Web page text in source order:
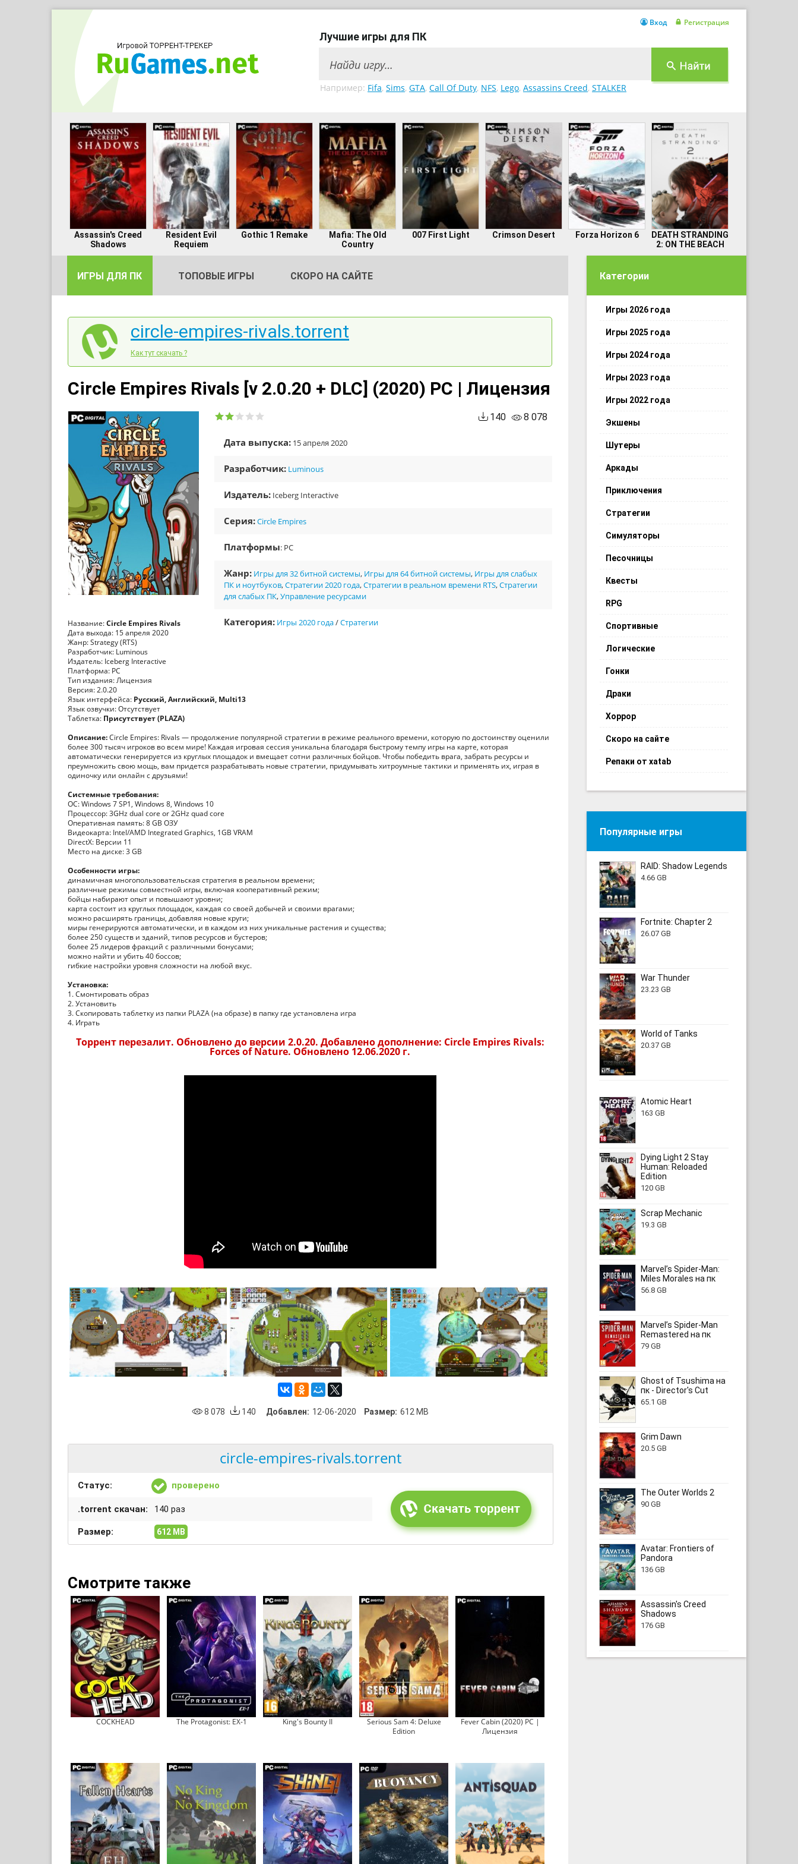
Лучшие игры для ПК
Например: Fifa, Sims, GTA, Call Of Duty, NFS, Lego, Assassins Creed, STALKER
Вход Регистрация
Assassin's Creed
Shadows
Resident Evil
Requiem
Gothic 1 Remake
Mafia: The Old
Country
007 First Light Crimson Desert Forza Horizon 6
DEATH STRANDING
2: ON THE BEACH
ИГРЫ ДЛЯ ПК ТОПОВЫЕ ИГРЫ СКОРО НА САЙТЕ
circle-empires-rivals.torrent
Как тут скачать ?
Circle Empires Rivals [v 2.0.20 + DLC] (2020) PC | Лицензия
8 078
140
Дата выпуска: 15 апреля 2020
Разработчик: Luminous
Издатель: Iceberg Interactive
Серия:Circle Empires
Платформы: PC
Жанр: Игры для 32 битной системы, Игры для 64 битной системы, Игры для слабых
ПК и ноутбуков,Стратегии 2020 года,Стратегии в реальном времени RTS,Стратегии
для слабых ПК,Управление ресурсами
Категория: Игры 2020 года/Стратегии
Название:Circle Empires Rivals
Дата выхода: 15 апреля 2020
Жанр: Strategy (RTS)
Разработчик: Luminous
Издатель: Iceberg Interactive
Платформа: PC
Тип издания: Лицензия
Версия: 2.0.20
Язык интерфейса: Русский, Английский, Multi13
Язык озвучки: Отсутствует
Таблетка: Присутствует (PLAZA)
Описание:Circle Empires: Rivals — продолжение популярной стратегии в режиме реального времени, которую по достоинству оценили
более 300 тысяч игроков во всем мире! Каждая игровая сессия уникальна благодаря быстрому темпу игры на карте, которая
автоматически генерируется из круглых площадок и вмещает сотни различных бойцов. Чтобы победить врага, забрать ресурсы и
преумножить свою мощь, вам придется разрабатывать новые стратегии, придумывать хитроумные тактики и применять их, играя в
одиночку или онлайн с друзьями!
Системные требования:
ОС: Windows 7 SP1, Windows 8, Windows 10
Процессор: 3GHz dual core or 2GHz quad core
Оперативная память: 8 GB ОЗУ
Видеокарта: Intel/AMD Integrated Graphics, 1GB VRAM
DirectX: Версии 11
Место на диске: 3 GB
Особенности игры:
динамичная многопользовательская стратегия в реальном времени;
различные режимы совместной игры, включая кооперативный режим;
бойцы набирают опыт и повышают уровни;
карта состоит из круглых площадок, каждая со своей добычей и своими врагами;
можно расширять границы, добавляя новые круги;
миры генерируются автоматически, и в каждом из них уникальные растения и существа;
более 250 существ и зданий, типов ресурсов и бустеров;
более 25 лидеров фракций с различными бонусами;
можно найти и убить 40 боссов;
гибкие настройки уровня сложности на любой вкус.
Установка:
1. Смонтировать образ
2. Установить
3. Скопировать таблетку из папки PLAZA (на образе) в папку где установлена игра
4. Играть
Торрент перезалит. Обновлено до версии 2.0.20. Добавлено дополнение: Circle Empires Rivals:
Forces of Nature. Обновлено 12.06.2020 г.
8 078 140 Добавлен: 12-06-2020 Размер: 612 MB
circle-empires-rivals.torrent
Статус: проверено
.torrent скачан: 140 раз
Размер: 612 MB
Смотрите также
COCKHEAD The Protagonist: EX-1 King's Bounty II
Serious Sam 4: Deluxe
Edition
Fever Cabin (2020) PC |
Лицензия
Категории
Игры 2026 года
Игры 2025 года
Игры 2024 года
Игры 2023 года
Игры 2022 года
Экшены
Шутеры
Аркады
Приключения
Стратегии
Симуляторы
Песочницы
Квесты
RPG
Спортивные
Логические
Гонки
Драки
Хоррор
Скоро на сайте
Репаки от xatab
Популярные игры
RAID: Shadow Legends
4.66 GB
Fortnite: Chapter 2
26.07 GB
War Thunder
23.23 GB
World of Tanks
20.37 GB
Atomic Heart
163 GB
Dying Light 2 Stay
Human: Reloaded
Edition
120 GB
Scrap Mechanic
19.3 GB
Marvel’s Spider-Man:
Miles Morales на пк
56.8 GB
Marvel’s Spider-Man
Remastered на пк
79 GB
Ghost of Tsushima на
пк - Director's Cut
65.1 GB
Grim Dawn
20.5 GB
The Outer Worlds 2
90 GB
Avatar: Frontiers of
Pandora
136 GB
Assassin's Creed
Shadows
176 GB